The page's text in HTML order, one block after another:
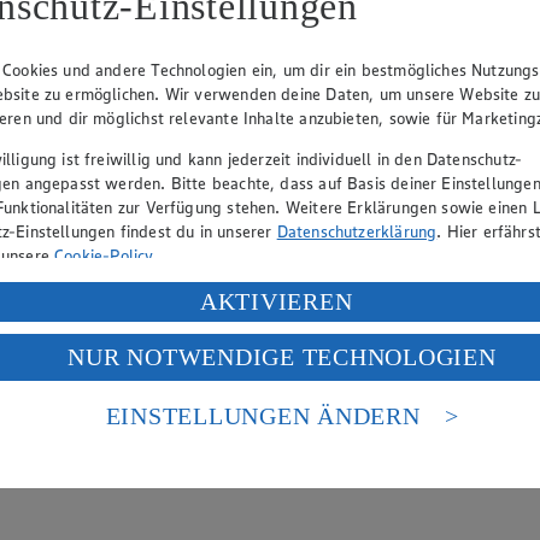
Annabelle ideal – sie behalten beim Garen ihre Form und
wird. Auch als pikanter Brotaufstrich oder als Extra-Würze
und andere Technologien ein, um dir ein bestmögliches
zu ermöglichen. Wir verwenden deine Daten, um unsere Website zu
und dir möglichst relevante Inhalte anzubieten, sowie für
ist freiwillig und kann jederzeit individuell in den Datenschutz-
angepasst werden. Bitte beachte, dass auf Basis deiner
zur Verfügung stehen. Weitere Erklärungen sowie einen
Einstellungen findest du in unserer Datenschutzerklärung. Hier
Cookie-Policy.
deiner personenbezogenen Daten in den USA durch Facebook und
„Aktivieren“ klickst, willigst du im Sinne des Art. 49 Abs. 1 Satz 1 lit.
Daten in den USA verarbeitet werden. Der EuGH sieht die USA als
europäischen Standards nicht angemessenen Datenschutzniveau an. Es
Zugriffs durch US-amerikanische Behörden.
AKTIVIEREN
NUR NOTWENDIGE TECHNOLOGIEN
EINSTELLUNGEN ÄNDERN